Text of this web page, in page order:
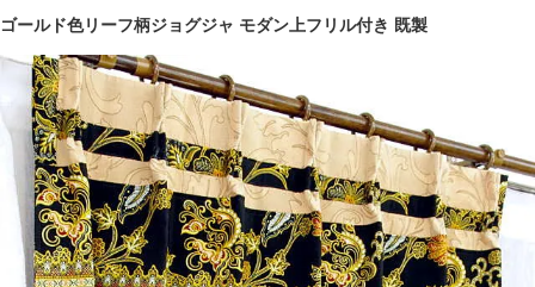
ゴールド色リーフ柄ジョグジャ モダン上フリル付き 既製